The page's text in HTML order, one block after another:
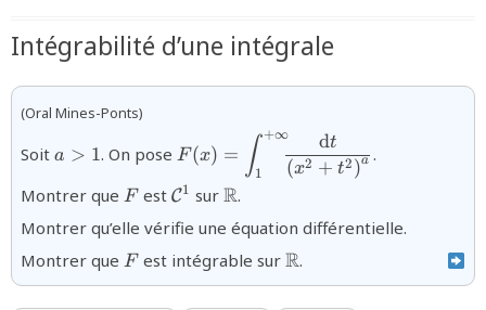
Intégrabilité d’une intégrale
(Oral Mines-Ponts)
Soit a > 1. On pose \!\!\!\dfrac{\text{d}t}
{\left(x^{2}+t^{2}\right)^{a}}}
F (x) = ∫1
+∞
(x2 + t2 )a
dt
.
Montrer que {F}
F est{\mathcal{C}^{1}}
C1 sur{\mathbb{R}}
R.
Montrer qu’elle vérifie une équation différentielle.
Montrer que {F}
F est intégrable sur{\mathbb{R}}
R.